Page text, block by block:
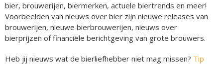
bier, brouwerijen, biermerken, actuele biertrends en meer!
Voorbeelden van nieuws over bier zijn nieuwe releases van
brouwerijen, nieuwe bierbrouwerijen, nieuws over
bierprijzen of financiële berichtgeving van grote brouwers.
Heb jij nieuws wat de bierliefhebber niet mag missen? Tip